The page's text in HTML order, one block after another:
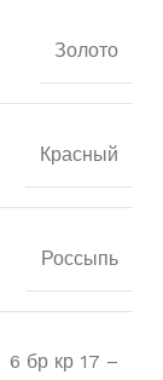
Золото
Красный
Россыпь
6 бр кр 17 –